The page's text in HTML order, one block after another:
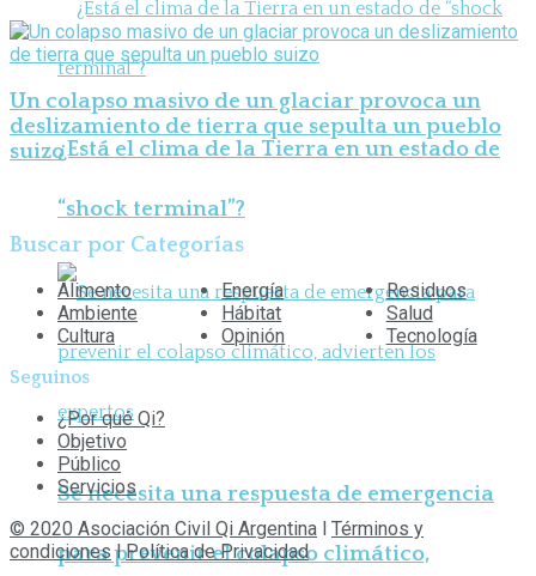
¿Está el clima de la Tierra en un estado de
“shock terminal”?
Se necesita una respuesta de emergencia
para prevenir el colapso climático,
Un colapso masivo de un glaciar provoca un
deslizamiento de tierra que sepulta un pueblo
suizo
Buscar por Categorías
Alimento
Ambiente
Cultura
Energía
Hábitat
Opinión
Residuos
Salud
Tecnología
Seguinos
¿Por qué Qi?
Objetivo
Público
Servicios
© 2020 Asociación Civil Qi Argentina
Términos y
condicioneslPolítica de Privacidad